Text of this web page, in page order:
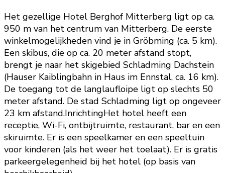
Het gezellige Hotel Berghof Mitterberg ligt op ca.
950 m van het centrum van Mitterberg. De eerste
winkelmogelijkheden vind je in Gröbming (ca. 5 km).
Een skibus, die op ca. 20 meter afstand stopt,
brengt je naar het skigebied Schladming Dachstein
(Hauser Kaiblingbahn in Haus im Ennstal, ca. 16 km).
De toegang tot de langlaufloipe ligt op slechts 50
meter afstand. De stad Schladming ligt op ongeveer
23 km afstand.InrichtingHet hotel heeft een
receptie, Wi-Fi, ontbijtruimte, restaurant, bar en een
skiruimte. Er is een speelkamer en een speeltuin
voor kinderen (als het weer het toelaat). Er is gratis
parkeergelegenheid bij het hotel (op basis van